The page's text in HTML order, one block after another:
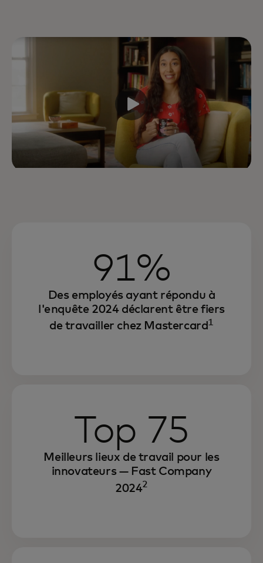
91%
Des employés ayant répondu à
l'enquête 2024 déclarent être fiers
de travailler chez Mastercard1
Top 75
Meilleurs lieux de travail pour les
innovateurs — Fast Company
20242